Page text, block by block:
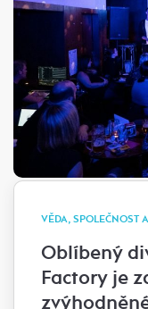
VĚDA, SPOLEČNOST
Oblíbený
Factory je